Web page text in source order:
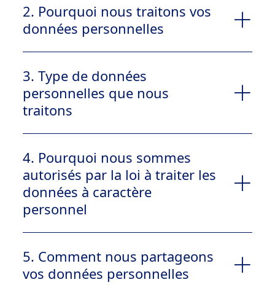
2. Pourquoi nous traitons vos
données personnelles
3. Type de données
personnelles que nous
traitons
téléphone, courriel adresse)
4. Pourquoi nous sommes
autorisés par la loi à traiter les
données à caractère
personnel
5. Comment nous partageons
vos données personnelles